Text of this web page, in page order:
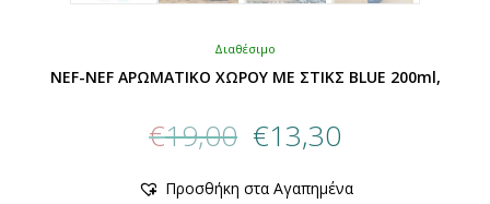
Διαθέσιμο
NEF-NEF ΑΡΩΜΑΤΙΚΟ ΧΩΡΟΥ ME ΣΤΙΚΣ BLUE 200ml,
€19,00
price
€19,00.
€13,30
είναι:
το
Προσθήκη στα Αγαπημένα